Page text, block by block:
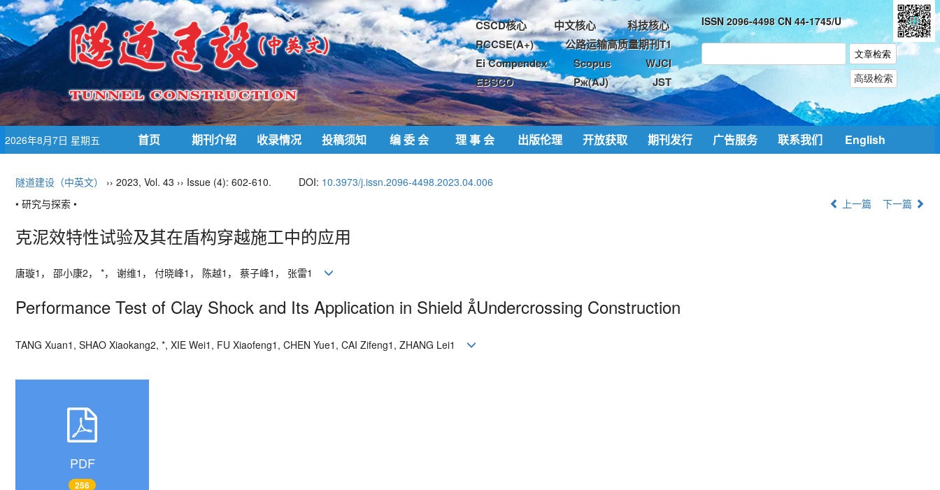
CSCD核心 中文核心
科技核心
RCCSE(A+)
公路运输高质量期刊T1
Ei Compendex
Scopus
WJCI
EBSCO
Pж(AJ) JST
ISSN 2096-4498 CN 44-1745/U
2026年8月7日 星期五 首页 期刊介绍 收录情况 投稿须知 编 委 会 理 事 会 出版伦理 开放获取 期刊发行 广告服务 联系我们 English
隧道建设（中英文） ›› 2023, Vol. 43 ›› Issue (4): 602-610. DOI: 10.3973/j.issn.2096-4498.2023.04.006
• 研究与探索 •
上一篇 下一篇
克泥效特性试验及其在盾构穿越施工中的应用
唐璇1 ， 邵小康2， *， 谢维1 ， 付晓峰1 ， 陈越1 ， 蔡子峰1 ， 张雷1
Performance Test of Clay Shock and Its Application in Shield Undercrossing Construction
TANG Xuan1, SHAO Xiaokang2, *, XIE Wei1, FU Xiaofeng1, CHEN Yue1, CAI Zifeng1, ZHANG Lei1
PDF
256